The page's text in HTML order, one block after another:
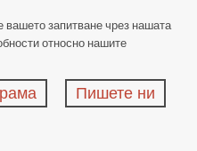
запитване чрез нашата
относно нашите
Пишете ни